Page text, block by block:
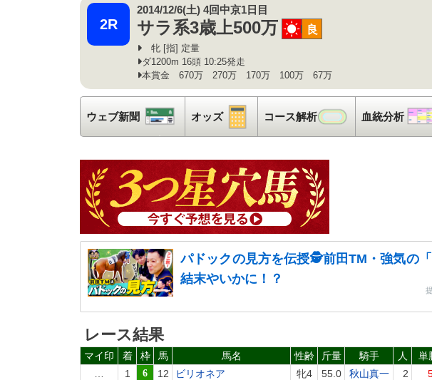
2R
2014/12/6(土) 4回中京1日目
サラ系3歳上500万 晴良
牝 [指] 定量
ダ1200m 16頭 10:25発走
本賞金 670万 270万 170万 100万 67万
ウェブ新聞 ウェブ新聞
オッズ オッズ
コース解析 コース解析
血統分析
パドックの見方を伝授🕵前田TM・強気の
結末やいかに！？
レース結果
マイ印 着 枠 馬 馬名 性齢 斤量 騎手 人 単
1 6 12 ビリオネア 牝4 55.0 秋山真一 2